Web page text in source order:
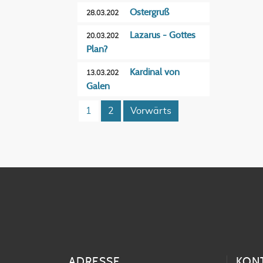
28.03.202 Ostergruß
20.03.202
Lazarus - Gottes
Plan?
13.03.202
Kardinal von
Galen
1 2 Vorwärts